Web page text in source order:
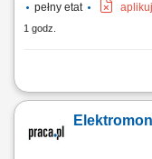
pełny etat
1 godz.
Zadania: Specyfika:
Realizacja prac
Praca z dokumentacją